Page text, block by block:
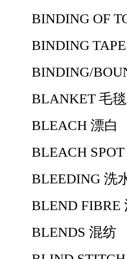
BINDING OF
BINDING TAPE
BINDING/
BLANKET 毛毯
BLEACH 漂白
BLEACH SPOT
BLEEDING 洗
BLEND FIBRE
BLENDS 混纺